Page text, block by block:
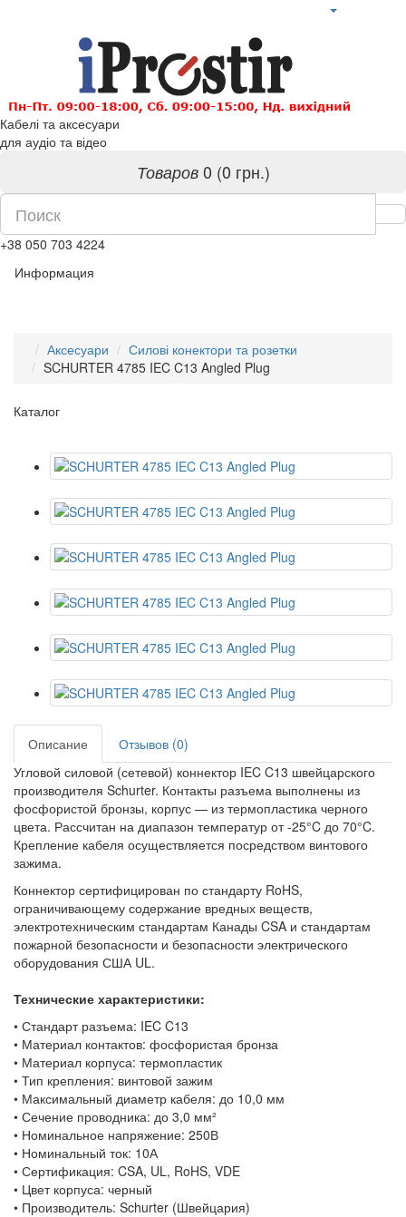
Кабелі та аксесуари
для аудіо та відео
Товаров0 (0 грн.)
+38 050 703 4224
Информация
Аксесуари
Силові конектори та розетки
SCHURTER 4785 IEC C13 Angled Plug
Каталог
Описание
Отзывов (0)
Угловой силовой (сетевой) коннектор IEC C13 швейцарского
производителя Schurter. Контакты разъема выполнены из
фосфористой бронзы, корпус — из термопластика черного
цвета. Рассчитан на диапазон температур от -25°C до 70°C.
Крепление кабеля осуществляется посредством винтового
зажима.
Коннектор сертифицирован по стандарту RoHS,
ограничивающему содержание вредных веществ,
электротехническим стандартам Канады CSA и стандартам
пожарной безопасности и безопасности электрического
оборудования США UL.
Технические характеристики:
• Стандарт разъема: IEC C13
• Материал контактов: фосфористая бронза
• Материал корпуса: термопластик
• Тип крепления: винтовой зажим
• Максимальный диаметр кабеля: до 10,0 мм
• Сечение проводника: до 3,0 мм²
• Номинальное напряжение: 250В
• Номинальный ток: 10А
• Сертификация: CSA, UL, RoHS, VDE
• Цвет корпуса: черный
• Производитель: Schurter (Швейцария)